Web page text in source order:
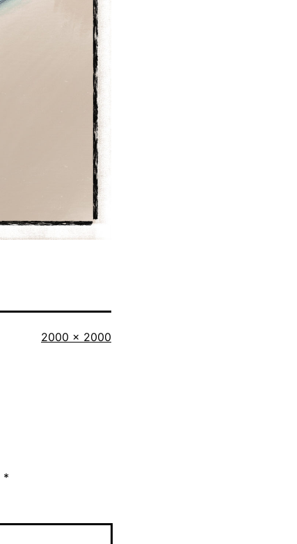
Taille
2000 × 2000
*